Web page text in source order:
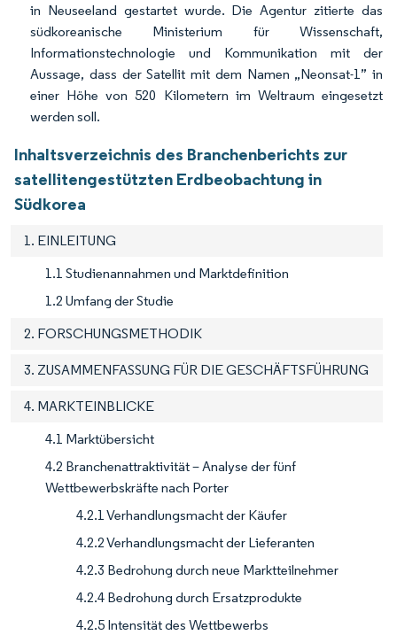
in Neuseeland gestartet wurde. Die Agentur zitierte das
südkoreanische Ministerium für Wissenschaft,
Informationstechnologie und Kommunikation mit der
Aussage, dass der Satellit mit dem Namen „Neonsat-1” in
einer Höhe von 520 Kilometern im Weltraum eingesetzt
werden soll.
Inhaltsverzeichnis des Branchenberichts zur
satellitengestützten Erdbeobachtung in
Südkorea
1. EINLEITUNG
1.1 Studienannahmen und Marktdefinition
1.2 Umfang der Studie
2. FORSCHUNGSMETHODIK
3. ZUSAMMENFASSUNG FÜR DIE GESCHÄFTSFÜHRUNG
4. MARKTEINBLICKE
4.1 Marktübersicht
4.2 Branchenattraktivität – Analyse der fünf
Wettbewerbskräfte nach Porter
4.2.1 Verhandlungsmacht der Käufer
4.2.2 Verhandlungsmacht der Lieferanten
4.2.3 Bedrohung durch neue Marktteilnehmer
4.2.4 Bedrohung durch Ersatzprodukte
4.2.5 Intensität des Wettbewerbs